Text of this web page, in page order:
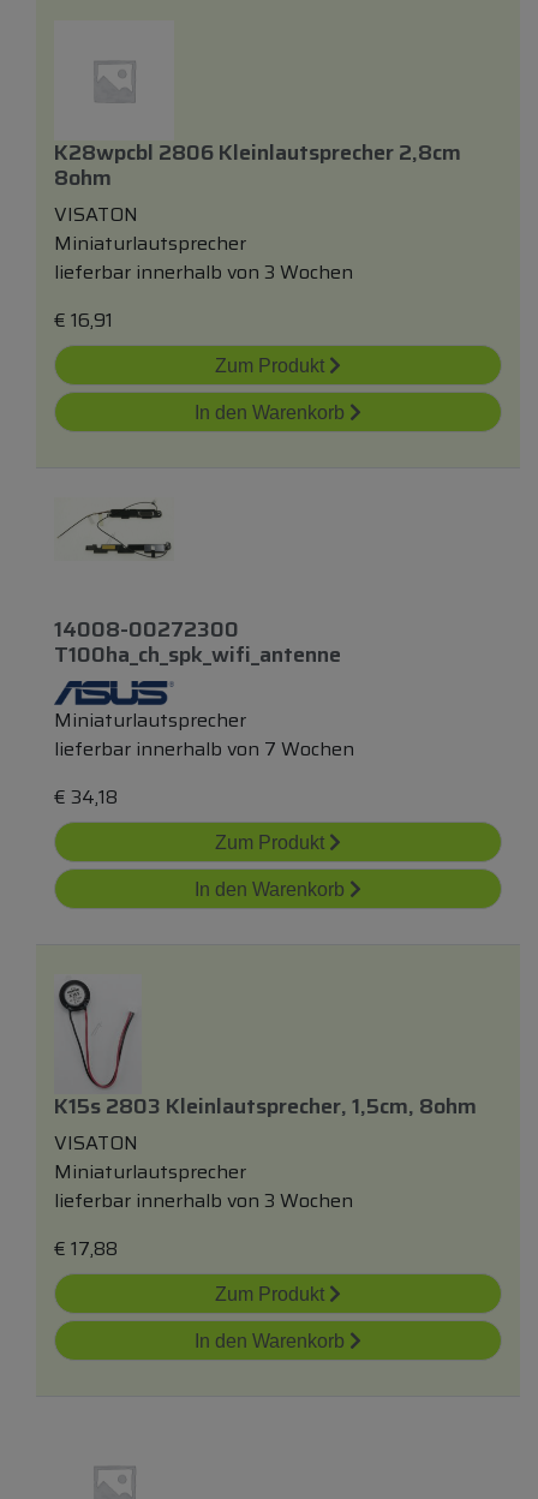
K28wpcbl 2806 Kleinlautsprecher 2,8cm
8ohm
VISATON
Miniaturlautsprecher
lieferbar innerhalb von 3 Wochen
€ 16,91
Zum Produkt
In den Warenkorb
14008-00272300
T100ha_ch_spk_wifi_antenne
Miniaturlautsprecher
lieferbar innerhalb von 7 Wochen
€ 34,18
Zum Produkt
In den Warenkorb
K15s 2803 Kleinlautsprecher, 1,5cm, 8ohm
VISATON
Miniaturlautsprecher
lieferbar innerhalb von 3 Wochen
€ 17,88
Zum Produkt
In den Warenkorb